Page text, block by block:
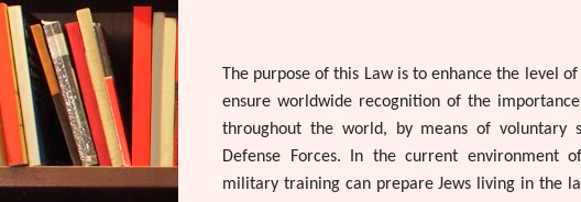
The purpose of this Law is to enhance the level
ensure worldwide recognition of the
throughout the world, by means of voluntary
Defense Forces. In the current environment
military training can prepare Jews living in the